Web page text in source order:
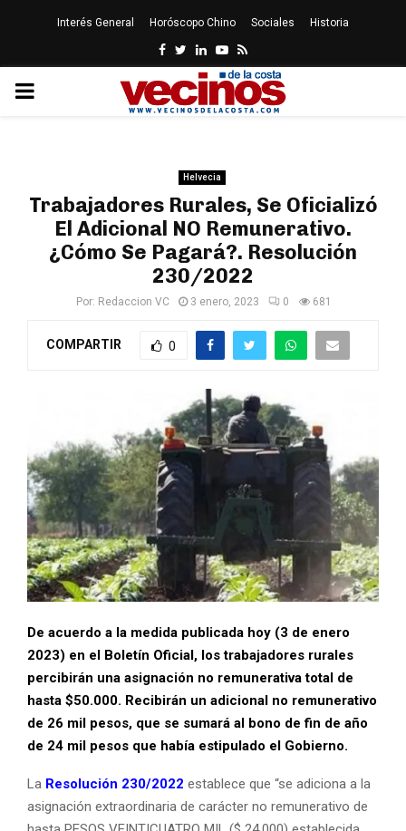
Interés General Horóscopo Chino Sociales Historia
Facebook
Twitter
LinkedinYoutube
Rss
PRIMARY
Helvecia
Trabajadores Rurales, Se Oficializó
El Adicional NO Remunerativo.
¿Cómo Se Pagará?. Resolución
230/2022
Por: Redaccion VC 3 enero, 2023 0 681
COMPARTIR 0
De acuerdo a la medida publicada hoy (3 de enero
2023) en el Boletín Oficial, los trabajadores rurales
percibirán una asignación no remunerativa total de
hasta $50.000. Recibirán un adicional no remunerativo
de 26 mil pesos, que se sumará al bono de fin de año
de 24 mil pesos que había estipulado el Gobierno.
La Resolución 230/2022 establece que “se adiciona a la
asignación extraordinaria de carácter no remunerativo de